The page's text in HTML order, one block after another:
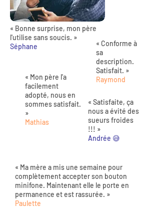
« Bonne surprise, mon père
l'utilise sans soucis. »
Séphane
« Mon père l'a
facilement
adopté, nous en
sommes satisfait.
»
Mathias
« Conforme à
sa
description.
Satisfait. »
Raymond
« Satisfaite, ça
nous a évité des
sueurs froides
!!! »
Andrée 😅
« Ma mère a mis une semaine pour
complètement accepter son bouton
minifone. Maintenant elle le porte en
permanence et est rassurée. »
Paulette